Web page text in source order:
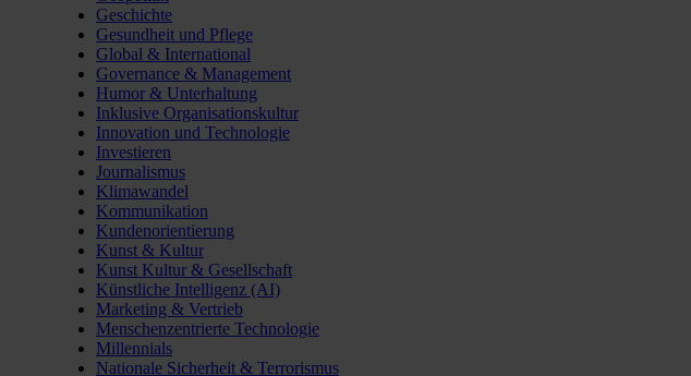
Geschichte
Gesundheit und Pflege
Global & International
Governance & Management
Humor & Unterhaltung
Inklusive Organisationskultur
Innovation und Technologie
Investieren
Journalismus
Klimawandel
Kommunikation
Kundenorientierung
Kunst & Kultur
Kunst Kultur & Gesellschaft
Künstliche Intelligenz (AI)
Marketing & Vertrieb
Menschenzentrierte Technologie
Millennials
Nationale Sicherheit & Terrorismus